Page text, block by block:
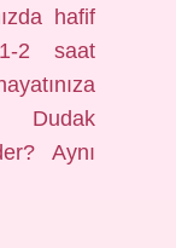
hafif
2 saat
Aynı